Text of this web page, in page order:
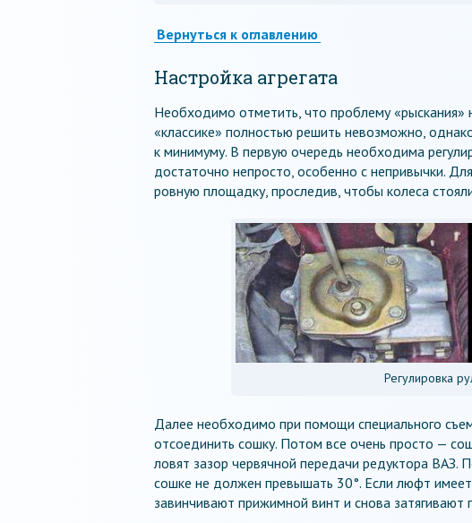
Вернуться к оглавлению
Настройка агрегата
Необходимо отметить, что проблему «рыскания»
«классике» полностью решить невозможно,
к минимуму. В первую очередь необходима
достаточно непросто, особенно с непривычки.
ровную площадку, проследив, чтобы колеса
Регулировка
Далее необходимо при помощи специального
отсоединить сошку. Потом все очень просто —
ловят зазор червячной передачи редуктора ВАЗ.
сошке не должен превышать 30°. Если люфт
завинчивают прижимной винт и снова затягивают